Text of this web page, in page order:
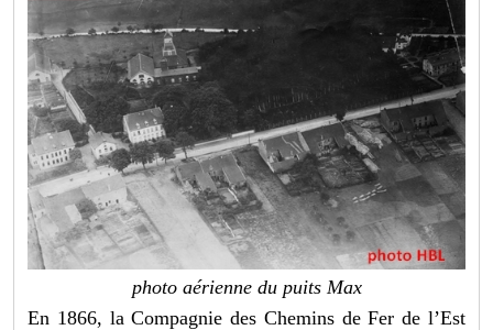
photo aérienne du puits Max
En 1866, la Compagnie des Chemins de Fer de l’Est